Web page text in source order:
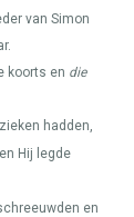
van Simon
koorts en die
hadden,
en Hij legde
en